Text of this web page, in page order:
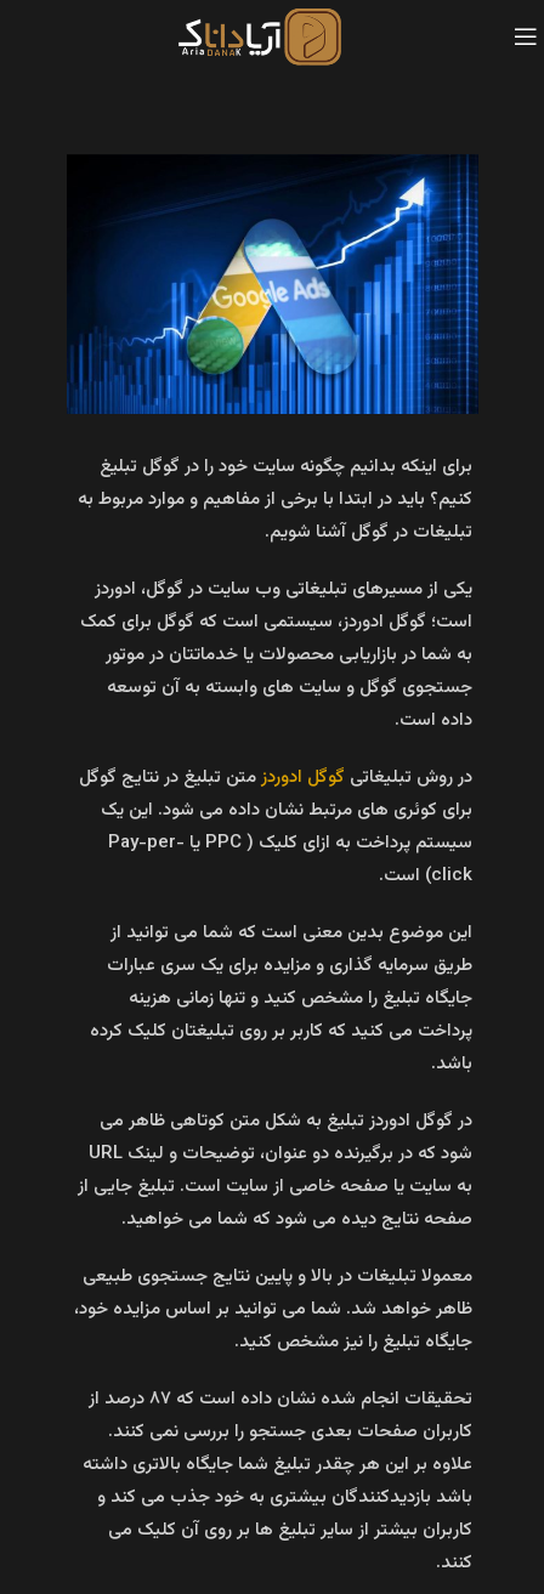
برای اینکه بدانیم چگونه سایت خود را در گوگل تبلیغ
کنیم؟ باید در ابتدا با برخی از مفاهیم و موارد مربوط به
تبلیغات در گوگل آشنا شویم.
یکی از مسیرهای تبلیغاتی وب سایت در گوگل، ادوردز
است؛ گوگل ادوردز، سیستمی است که گوگل برای کمک
به شما در بازاریابی محصولات یا خدماتتان در موتور
جستجوی گوگل و سایت های وابسته به آن توسعه
داده است.
در روش تبلیغاتی گوگل ادوردزمتن تبلیغ در نتایج گوگل
برای کوئری های مرتبط نشان داده می شود. این یک
سیستم پرداخت به ازای کلیک ( PPC یا Pay-per-
click) است.
این موضوع بدین معنی است که شما می توانید از
طریق سرمایه گذاری و مزایده برای یک سری عبارات
جایگاه تبلیغ را مشخص کنید و تنها زمانی هزینه
پرداخت می کنید که کاربر بر روی تبلیغتان کلیک کرده
باشد.
در گوگل ادوردز تبلیغ به شکل متن کوتاهی ظاهر می
شود که در برگیرنده دو عنوان، توضیحات و لینک URL
به سایت یا صفحه خاصی از سایت است. تبلیغ جایی از
صفحه نتایج دیده می شود که شما می خواهید.
معمولا تبلیغات در بالا و پایین نتایج جستجوی طبیعی
ظاهر خواهد شد. شما می توانید بر اساس مزایده خود،
جایگاه تبلیغ را نیز مشخص کنید.
تحقیقات انجام شده نشان داده است که ۸۷ درصد از
کاربران صفحات بعدی جستجو را بررسی نمی‌ کنند.
علاوه بر این هر چقدر تبلیغ شما جایگاه بالاتری داشته
باشد بازدیدکنندگان بیشتری به خود جذب می کند و
کاربران بیشتر از سایر تبلیغ ها بر روی آن کلیک می
کنند.